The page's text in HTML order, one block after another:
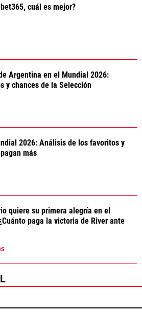
cuál es mejor?
Argentina en el Mundial 2026:
y chances de la Selección
2026: Análisis de los favoritos y
más
quiere su primera alegría en el
paga la victoria de River ante